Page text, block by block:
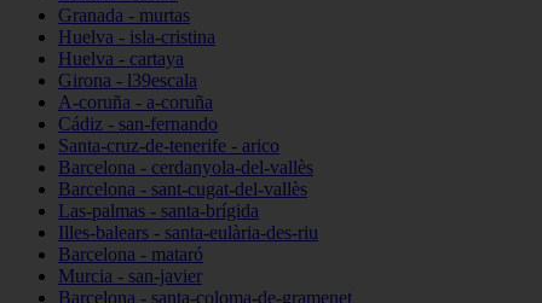
Granada - murtas
Huelva - isla-cristina
Huelva - cartaya
Girona - l39escala
A-coruña - a-coruña
Cádiz - san-fernando
Santa-cruz-de-tenerife - arico
Barcelona - cerdanyola-del-vallès
Barcelona - sant-cugat-del-vallès
Las-palmas - santa-brígida
Illes-balears - santa-eulària-des-riu
Barcelona - mataró
Murcia - san-javier
Barcelona - santa-coloma-de-gramenet